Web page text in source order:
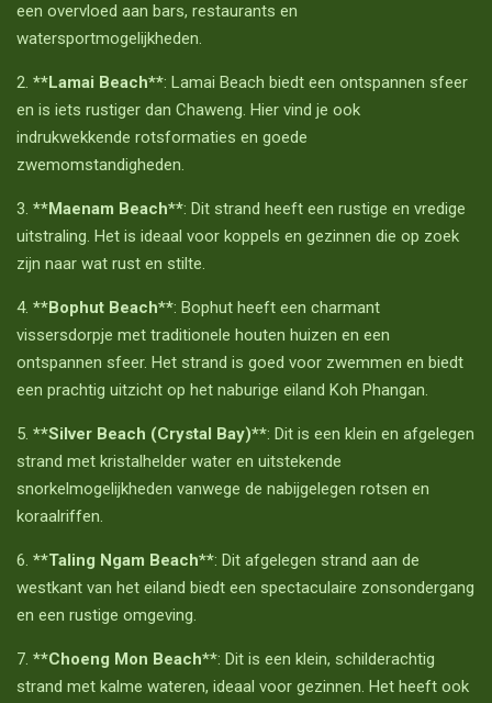
een overvloed aan bars, restaurants en
watersportmogelijkheden.
2. **Lamai Beach**: Lamai Beach biedt een ontspannen sfeer
en is iets rustiger dan Chaweng. Hier vind je ook
indrukwekkende rotsformaties en goede
zwemomstandigheden.
3. **Maenam Beach**: Dit strand heeft een rustige en vredige
uitstraling. Het is ideaal voor koppels en gezinnen die op zoek
zijn naar wat rust en stilte.
4. **Bophut Beach**: Bophut heeft een charmant
vissersdorpje met traditionele houten huizen en een
ontspannen sfeer. Het strand is goed voor zwemmen en biedt
een prachtig uitzicht op het naburige eiland Koh Phangan.
5. **Silver Beach (Crystal Bay)**: Dit is een klein en afgelegen
strand met kristalhelder water en uitstekende
snorkelmogelijkheden vanwege de nabijgelegen rotsen en
koraalriffen.
6. **Taling Ngam Beach**: Dit afgelegen strand aan de
westkant van het eiland biedt een spectaculaire zonsondergang
en een rustige omgeving.
7. **Choeng Mon Beach**: Dit is een klein, schilderachtig
strand met kalme wateren, ideaal voor gezinnen. Het heeft ook